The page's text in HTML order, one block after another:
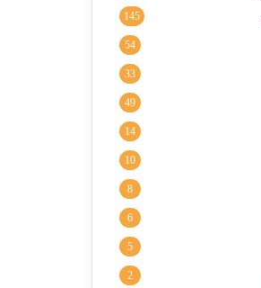
145
54
33
49
14
10
8
6
5
2